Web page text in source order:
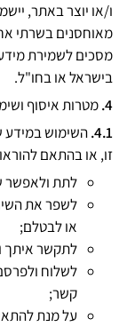
ו/או יוצר באתר,
מאוחסנים בשרתי
מסכים לשמירת
בישראל או בחו"ל.
מטרות איסוף
השימוש במידע
זו, או בהתאם
לתת ולאפשר
לשפר את
או לבטלם;
לתקשר איתך
לשלוח
קשר;
על מנת